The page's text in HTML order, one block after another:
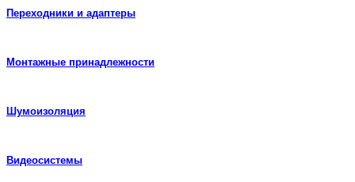
Переходники и адаптеры
Монтажные принадлежности
Шумоизоляция
Видеосистемы